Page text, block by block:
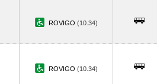
ROVIGO (10.34)
ROVIGO (10.34)